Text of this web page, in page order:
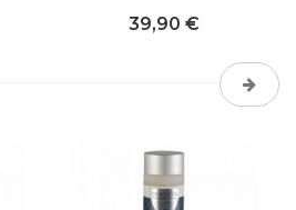
39,90 €